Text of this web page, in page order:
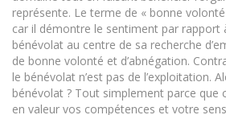
représente. Le terme de « bonne
car il démontre le sentiment par rapport
bénévolat au centre de sa recherche
de bonne volonté et d’abnégation.
le bénévolat n’est pas de l’exploitation.
bénévolat ? Tout simplement parce que
en valeur vos compétences et votre